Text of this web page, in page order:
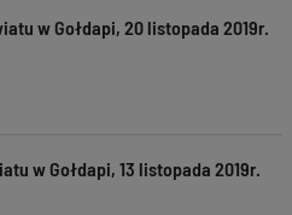
w Gołdapi, 20 listopada 2019r.
w Gołdapi, 13 listopada 2019r.